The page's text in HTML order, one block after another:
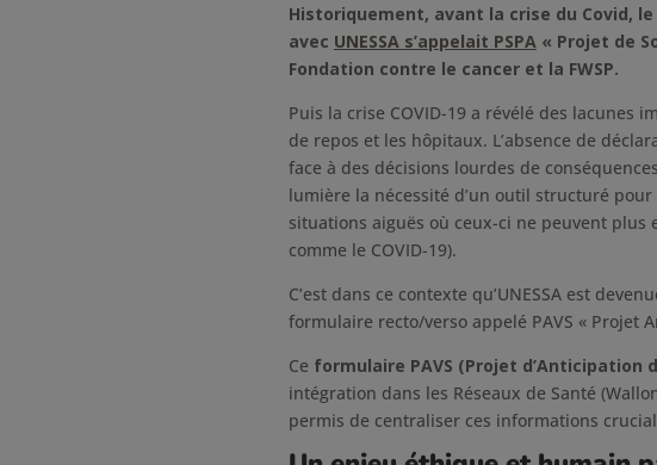
Historiquement, avant la crise du Covid,
avec UNESSA s’appelait PSPA « Projet de
Fondation contre le cancer et la FWSP.
Puis la crise COVID-19 a révélé des lacunes
de repos et les hôpitaux. L’absence de
face à des décisions lourdes de
lumière la nécessité d’un outil structuré
situations aiguës où ceux-ci ne peuvent plus
comme le COVID-19).
C’est dans ce contexte qu’UNESSA est
formulaire recto/verso appelé PAVS « Projet
Ce formulaire PAVS (Projet d’Anticipation
intégration dans les Réseaux de Santé
permis de centraliser ces informations